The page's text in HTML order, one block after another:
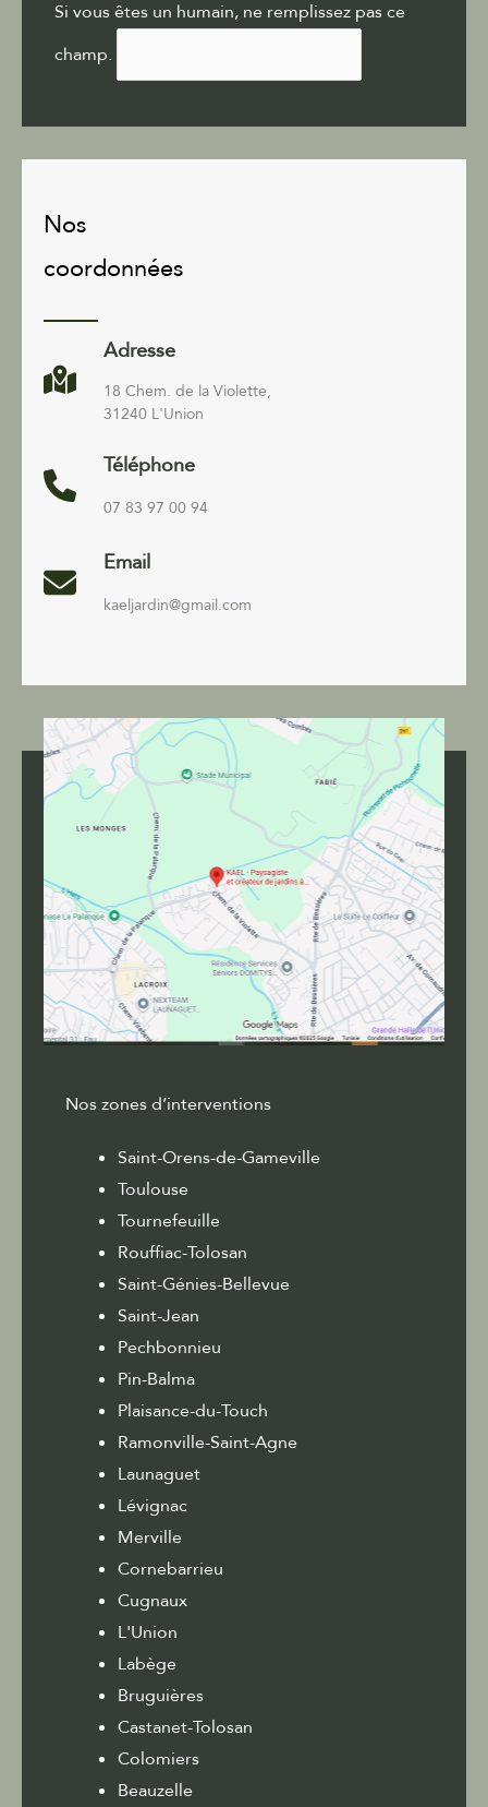
Si vous êtes un humain, ne remplissez pas ce
champ.
Nos
coordonnées
Adresse
18 Chem. de la Violette,
31240 L'Union
Téléphone
07 83 97 00 94
Email
kaeljardin@gmail.com
Nos zones d’interventions
Saint-Orens-de-Gameville
Toulouse
Tournefeuille
Rouffiac-Tolosan
Saint-Génies-Bellevue
Saint-Jean
Pechbonnieu
Pin-Balma
Plaisance-du-Touch
Ramonville-Saint-Agne
Launaguet
Lévignac
Merville
Cornebarrieu
Cugnaux
L'Union
Labège
Bruguières
Castanet-Tolosan
Colomiers
Beauzelle